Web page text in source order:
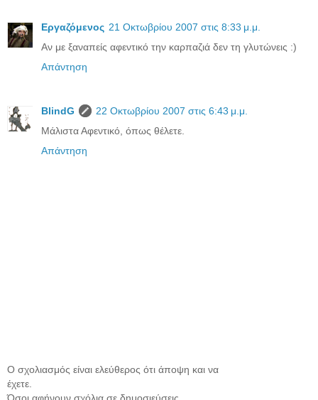
Εργαζόμενος 21 Οκτωβρίου 2007 στις 8:33 μ.μ.
Αν με ξαναπείς αφεντικό την καρπαζιά δεν τη γλυτώνεις :)
Απάντηση
BlindG
22 Οκτωβρίου 2007 στις 6:43 μ.μ.
Μάλιστα Αφεντικό, όπως θέλετε.
Απάντηση
Ο σχολιασμός είναι ελεύθερος ότι άποψη και να
έχετε.
Όσοι αφήνουν σχόλια σε δημοσιεύσεις